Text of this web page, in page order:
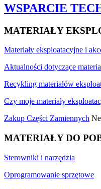
WSPARCIE
MATERIAŁY
Materiały eksploatacyjne i
Aktualności dotyczące
Recykling materiałów
Czy moje materiały
Zakup Części Zamiennych
MATERIAŁY DO
Sterowniki i narzędzia
Oprogramowanie sprzętowe